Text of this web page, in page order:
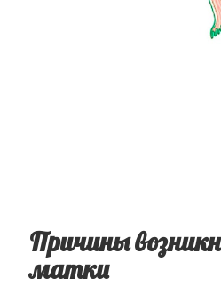
Причины
матки